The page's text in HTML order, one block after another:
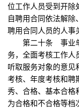
位工作人员受到开
自聘用合同依法解
聘用合同人员的
第二十条 事业单
务，全面考核工作人
听取服务对象的意
考核、年度考核和
秀、合格、基本合格
为合格和不合格等